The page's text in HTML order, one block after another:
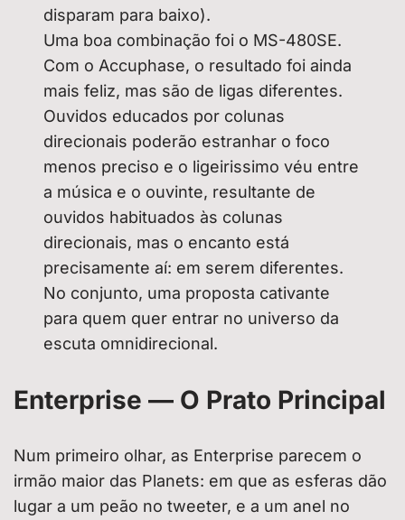
disparam para baixo).
Uma boa combinação foi o MS-480SE.
Com o Accuphase, o resultado foi ainda
mais feliz, mas são de ligas diferentes.
Ouvidos educados por colunas
direcionais poderão estranhar o foco
menos preciso e o ligeirissimo véu entre
a música e o ouvinte, resultante de
ouvidos habituados às colunas
direcionais, mas o encanto está
precisamente aí: em serem diferentes.
No conjunto, uma proposta cativante
para quem quer entrar no universo da
escuta omnidirecional.
Enterprise — O Prato Principal
Num primeiro olhar, as Enterprise parecem o
irmão maior das Planets: em que as esferas dão
lugar a um peão no tweeter, e a um anel no